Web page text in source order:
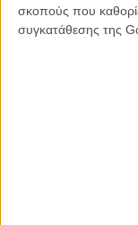
σκοπούς που
συγκατάθεσης της